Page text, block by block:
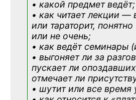
• какой предмет ведёт;
• как читает лекции —
или тараторит, понятно
или не очень;
• как ведёт семинары
• выгоняет ли за
пускает ли
отмечает ли
• шутит или все время